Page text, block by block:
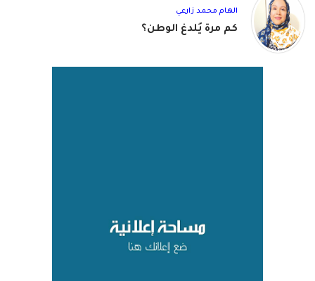
الهام محمد زارعي
كم مرة يُلدغ الوطن؟